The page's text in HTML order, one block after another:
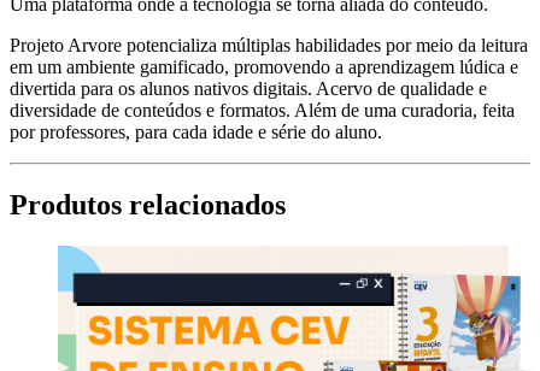
Projeto Arvore potencializa múltiplas habilidades por meio da leitura
em um ambiente gamificado, promovendo a aprendizagem lúdica e
divertida para os alunos nativos digitais. Acervo de qualidade e
diversidade de conteúdos e formatos. Além de uma curadoria, feita
por professores, para cada idade e série do aluno.
Produtos relacionados